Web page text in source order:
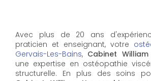
Avec plus de 20 ans
praticien et enseignant, votre
Gervais-Les-Bains, Cabinet
une expertise en ostéopathie
structurelle. En plus des soins